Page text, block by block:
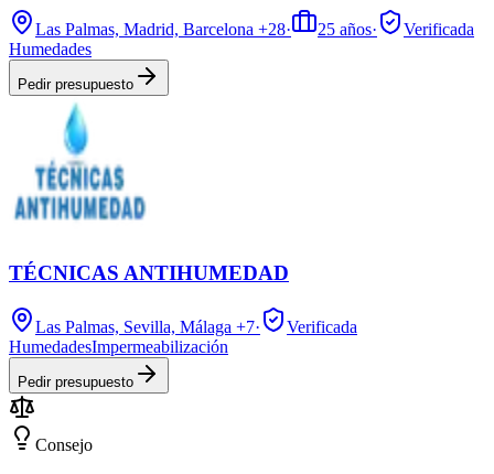
Las Palmas, Madrid, Barcelona +28· 25 años·
Verificada
Humedades
Pedir presupuesto
TÉCNICAS ANTIHUMEDAD
Las Palmas, Sevilla, Málaga +7·
Verificada
HumedadesImpermeabilización
Pedir presupuesto
Consejo